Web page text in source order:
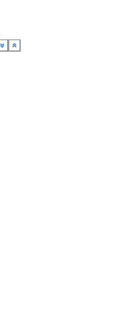
Show less
See moreShow less
See moreShow less
See moreShow less
See moreShow less
See moreShow less
See moreShow less
See moreShow less
See more